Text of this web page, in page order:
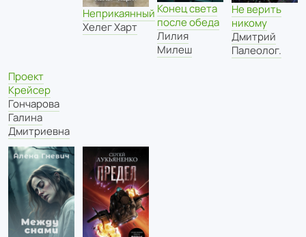
Проект
Крейсер
Гончарова
Галина
Дмитриевна
Неприкаянный
Хелег Харт
Конец света
после обеда
Лилия
Милеш
Не верить
никому
Дмитрий
Палеолог.